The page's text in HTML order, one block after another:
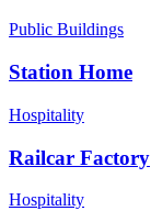
Public Buildings
Station Home
Hospitality
Railcar Factory
Hospitality